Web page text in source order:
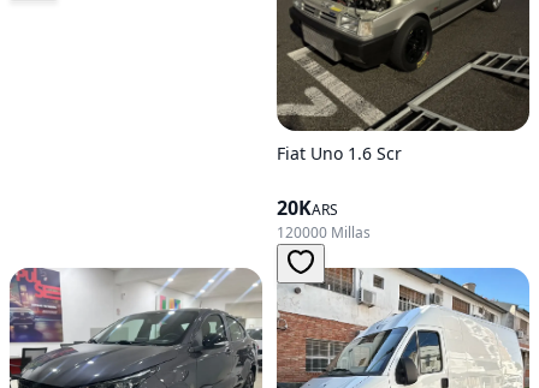
Fiat Uno 1.6 Scr
20KARS
120000 Millas